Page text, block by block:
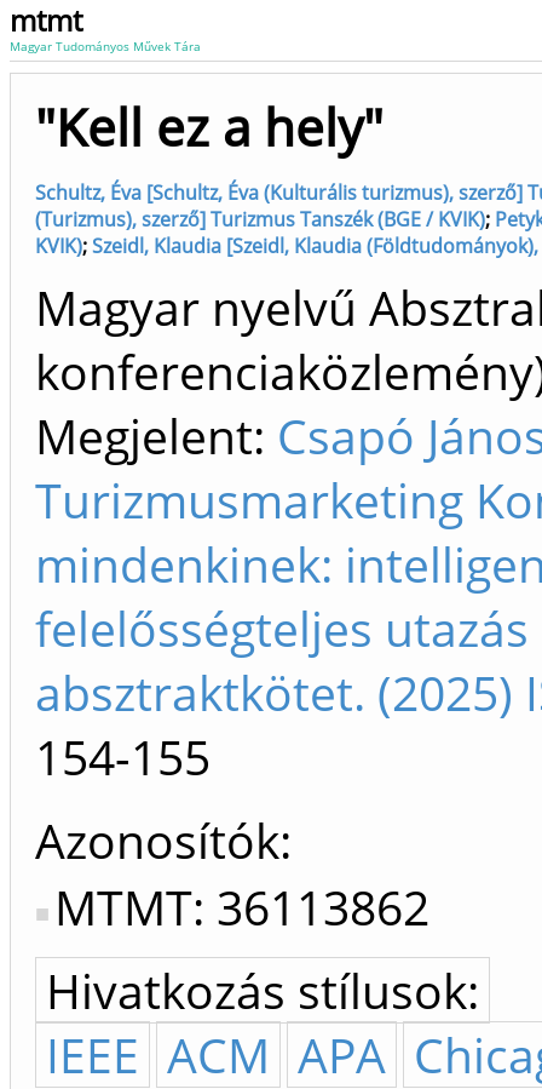
mtmt
Magyar Tudományos Művek Tára
"Kell ez a hely"
Schultz, Éva [Schultz, Éva (Kulturális turizmus), szerző]
(Turizmus), szerző] Turizmus Tanszék (BGE / KVIK);
KVIK);Szeidl, Klaudia [Szeidl, Klaudia
Magyar nyelvű
Megjelent: Csapó
Turizmusmarketing
mindenkinek:
felelősségteljes
absztraktkötet. (2025)
154-155
Azonosítók
MTMT: 36113862
Hivatkozás stílusok:
IEEE ACM APA